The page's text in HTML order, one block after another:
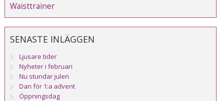
Waisttrainer
SENASTE INLÄGGEN
Ljusare tider
Nyheter i februari
Nu stundar julen
Dan för 1:a advent
Öppningsdag